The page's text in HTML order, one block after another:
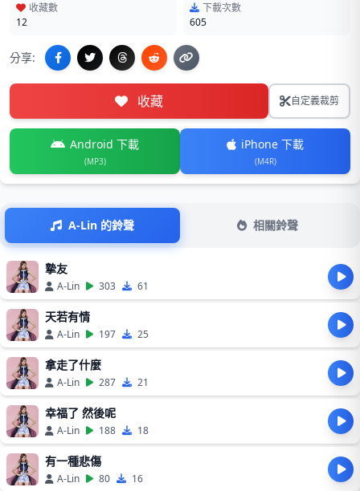
收藏數
12
下載次數
605
分享:
收藏 自定義裁剪
Android 下載
(MP3)
iPhone 下載
(M4R)
A-Lin 的鈴聲 相關鈴聲
摯友
A-Lin 303 61
天若有情
A-Lin 197 25
拿走了什麼
A-Lin 287 21
幸福了 然後呢
A-Lin 188 18
有一種悲傷
A-Lin 80 16